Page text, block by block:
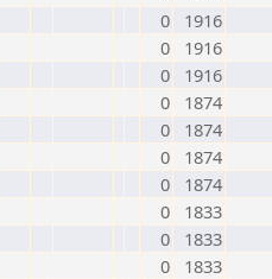
0
1916
0
1916
0
1916
0
1874
0
1874
0
1874
0
1874
0
1833
0
1833
0
1833